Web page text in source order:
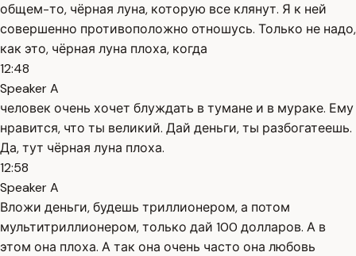
общем-то, чёрная луна, которую все клянут. Я к ней
совершенно противоположно отношусь. Только не надо,
как это, чёрная луна плоха, когда
12:48
Speaker A
человек очень хочет блуждать в тумане и в мураке. Ему
нравится, что ты великий. Дай деньги, ты разбогатеешь.
Да, тут чёрная луна плоха.
12:58
Speaker A
Вложи деньги, будешь триллионером, а потом
мультитриллионером, только дай 100 долларов. А в
этом она плоха. А так она очень часто она любовь